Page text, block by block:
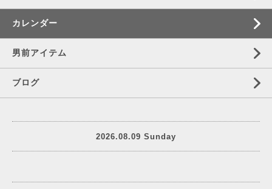
カレンダー
男前アイテム
ブログ
2026.08.09 Sunday